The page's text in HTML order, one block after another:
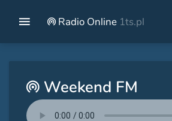
Radio Online 1ts.pl
Weekend FM